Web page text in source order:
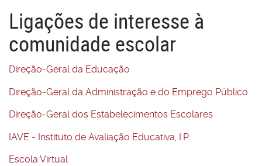
Ligações de interesse à
comunidade escolar
Direção-Geral da Educação
Direção-Geral da Administração e do Emprego Público
Direção-Geral dos Estabelecimentos Escolares
IAVE - Instituto de Avaliação Educativa, I.P.
Escola Virtual